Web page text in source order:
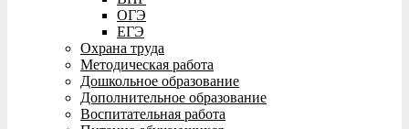
ОГЭ
ЕГЭ
Охрана труда
Методическая работа
Дошкольное образование
Дополнительное образование
Воспитательная работа